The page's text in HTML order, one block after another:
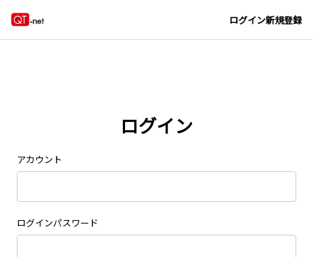
ログイン新規登録
ログイン
アカウント
ログインパスワード